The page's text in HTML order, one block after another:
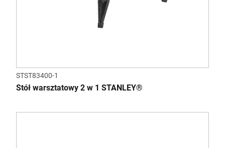
STST83400-1
Stół warsztatowy 2 w 1 STANLEY®